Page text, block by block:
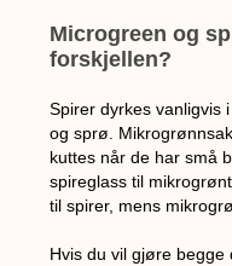
Microgreen og
forskjellen?
Spirer dyrkes vanligvis
og sprø.
kuttes når de har små
spireglass til
til spirer, mens
Hvis du vil gjøre